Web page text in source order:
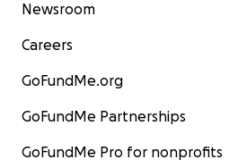
Newsroom
Careers
GoFundMe.org
GoFundMe Partnerships
GoFundMe Pro for nonprofits